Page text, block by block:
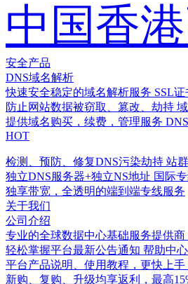
中国香
安全产品
DNS域名解析
快速安全稳定的域名解析服务 SSL证
防止网站数据被窃取、篡改、劫持
提供域名购买，续费，管理服务
HOT
检测、预防、修复DNS污染劫持 站
独立DNS服务器+独立NS地址 国际
独享带宽，全透明的端到端专线服务
关于我们
公司介绍
专业的全球数据中心基础服务提供商
轻松掌握平台最新公告通知 帮助中心
平台产品说明、使用教程，更快上手
新购、复购、升级均享返利，最高